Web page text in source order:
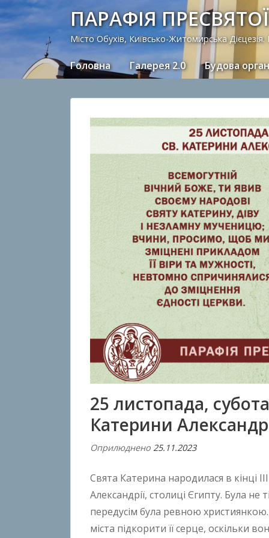
ПАРАФІЯ
Місто Обухів, Київсько-Житомирська
Головна Галерея 2.0 Будова
25 листопада,
Катерини
Оприлюднено 25.11.2023В
д
A
n
Свята Катерина народилася в кінці
Александрії, столиці Єгипту. Була
передусім була ревною
міста підкорити її серце, оскільки